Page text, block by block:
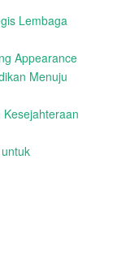
Lembaga
Appearance
Menuju